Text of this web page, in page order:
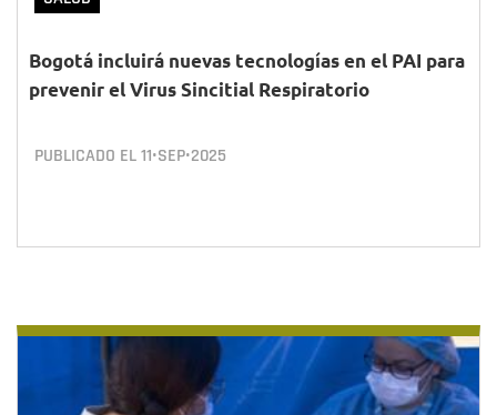
Bogotá incluirá nuevas tecnologías en el PAI para
prevenir el Virus Sincitial Respiratorio
PUBLICADO EL11•SEP•2025